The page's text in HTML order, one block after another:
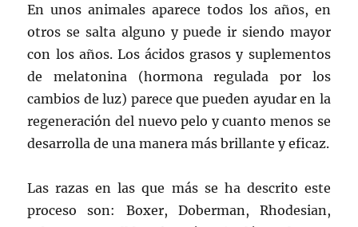
En unos animales aparece todos los años, en
otros se salta alguno y puede ir siendo mayor
con los años. Los ácidos grasos y suplementos
de melatonina (hormona regulada por los
cambios de luz) parece que pueden ayudar en la
regeneración del nuevo pelo y cuanto menos se
desarrolla de una manera más brillante y eficaz.
Las razas en las que más se ha descrito este
proceso son: Boxer, Doberman, Rhodesian,